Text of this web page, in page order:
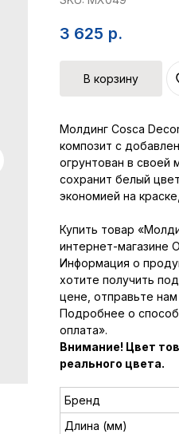
3 625 р.
В корзину
Молдинг Cosca
композит с
огрунтован в своей
сохранит белый
экономией на
Купить товар
интернет-магазине
Информация о
хотите получить
цене, отправьте нам
Подробнее о
оплата».
Внимание! Цвет
реального цвета.
Бренд
Длина (мм)